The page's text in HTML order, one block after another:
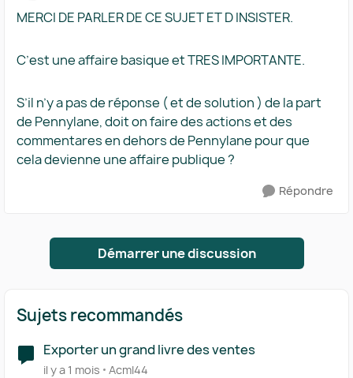
MERCI DE PARLER DE CE SUJET ET D INSISTER.
C’est une affaire basique et TRES IMPORTANTE.
S’il n’y a pas de réponse ( et de solution ) de la part
de Pennylane, doit on faire des actions et des
commentares en dehors de Pennylane pour que
cela devienne une affaire publique ?
Répondre
Démarrer une discussion
Sujets recommandés
Exporter un grand livre des ventes
il y a 1 mois AcmI44